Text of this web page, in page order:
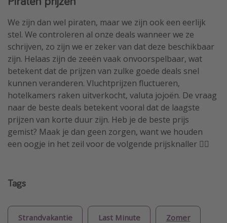
We zijn dan wel piraten, maar we zijn ook een eerlijk
stel. We controleren al onze deals wanneer we ze
schrijven, zo zijn we er zeker van dat deze beschikbaar
zijn. Helaas zijn de zeeën vaak onvoorspelbaar, wat
betekent dat de prijzen van zulke goede deals snel
kunnen veranderen. Vluchtprijzen fluctueren,
hotelkamers raken uitverkocht, valuta jojoën. De vraag
naar de beste deals betekent vooral dat de laagste
prijzen van korte duur zijn. Heb je de beste prijs
gemist? Maak je dan geen zorgen, want we houden
een oogje in het zeil voor de volgende prijsknaller 🏴‍☠️
Tags
Strandvakantie Last Minute Zomer